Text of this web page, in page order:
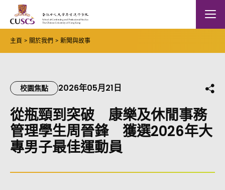
Skip to main content
The Chinese Univeristy of hong Kong Mobile
主頁 關於我們 新聞與故事
校園焦點 2026年05月21日 分
從瓶頸到突破 康樂及休閒事務
管理學生周晉鋒 獲選2026年大
專男子最佳運動員